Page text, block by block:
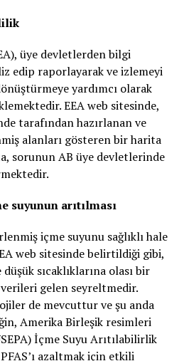
üye devletlerden bilgi
edip raporlayarak ve izlemeyi
yardımcı olarak
EEA web sitesinde,
tarafından hazırlanan ve
alanları gösteren bir harita
sorunun AB üye devletlerinde
suyunun arıtılması
içme suyunu sağlıklı hale
web sitesinde belirtildiği gibi,
sıcaklıklarına olası bir
gelen seyreltmedir.
de mevcuttur ve şu anda
Amerika Birleşik resimleri
İçme Suyu Arıtılabilirlik
azaltmak için etkili